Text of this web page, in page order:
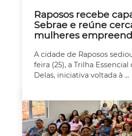
Raposos recebe
Sebrae e reúne
mulheres
A cidade de Raposos
feira (25), a Trilha Essencial
Delas, iniciativa voltada à ...